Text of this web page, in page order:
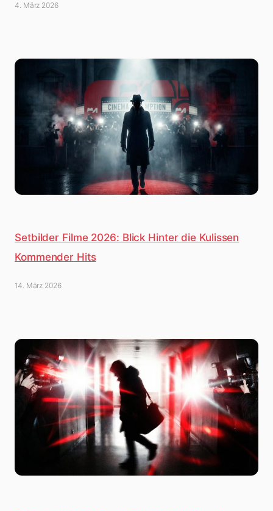
4. März 2026
Setbilder Filme 2026: Blick Hinter die Kulissen
Kommender Hits
14. März 2026